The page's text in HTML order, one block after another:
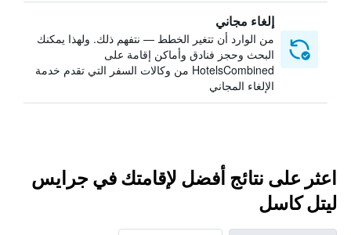
إلغاء مجاني
من الوارد أن تتغير الخطط — نتفهم ذلك. ولهذا يمكنك
البحث وحجز فنادق وأماكن إقامة على
HotelsCombined من وكالات السفر التي تقدم خدمة
الإلغاء المجاني
اعثر على نتائج أفضل لإقامتك في جرايس
ليتل كاسل